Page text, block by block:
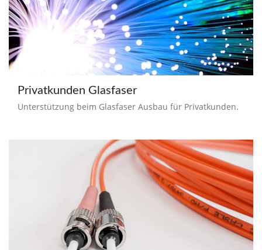
Privatkunden Glasfaser
Unterstützung beim Glasfaser Ausbau für Privatkunden.